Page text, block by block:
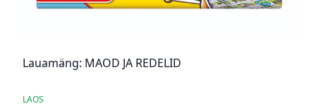
Lauamäng: MAOD JA REDELID
LAOS